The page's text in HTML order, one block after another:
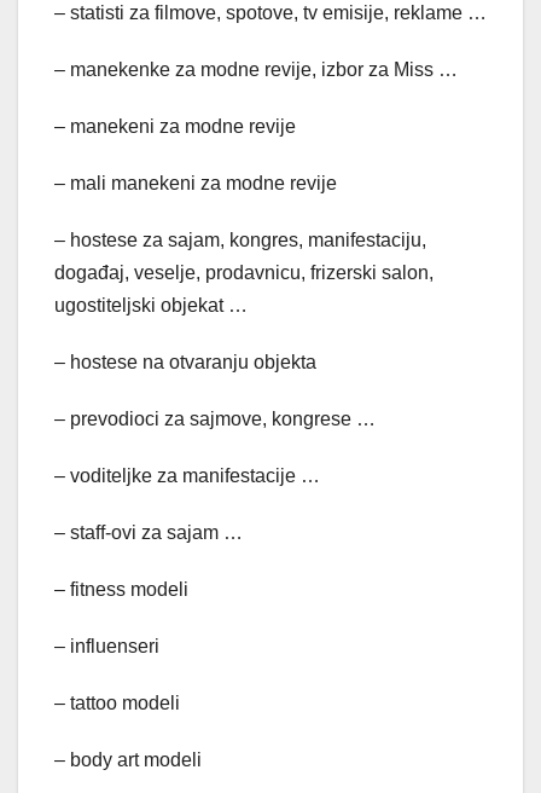
– statisti za filmove, spotove, tv emisije, reklame …
– manekenke za modne revije, izbor za Miss …
– manekeni za modne revije
– mali manekeni za modne revije
– hostese za sajam, kongres, manifestaciju,
događaj, veselje, prodavnicu, frizerski salon,
ugostiteljski objekat …
– hostese na otvaranju objekta
– prevodioci za sajmove, kongrese …
– voditeljke za manifestacije …
– staff-ovi za sajam …
– fitness modeli
– influenseri
– tattoo modeli
– body art modeli